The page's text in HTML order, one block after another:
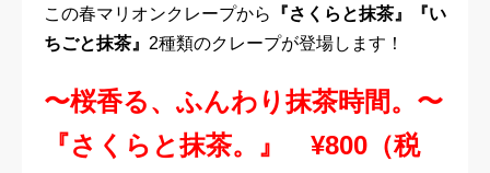
この春マリオンクレープから
『さくらと抹茶』『い
ちごと抹茶』 2種類のクレープが登場します！
〜桜香る、ふんわり抹茶時間。〜
『さくらと抹茶。』 ¥800（税